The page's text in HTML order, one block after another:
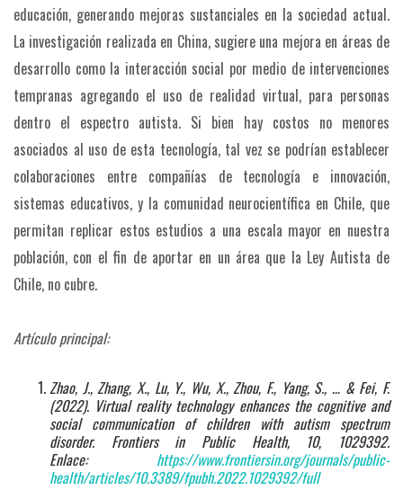
educación, generando mejoras sustanciales en la sociedad actual.
La investigación realizada en China, sugiere una mejora en áreas de
desarrollo como la interacción social por medio de intervenciones
tempranas agregando el uso de realidad virtual, para personas
dentro el espectro autista. Si bien hay costos no menores
asociados al uso de esta tecnología, tal vez se podrían establecer
colaboraciones entre compañías de tecnología e innovación,
sistemas educativos, y la comunidad neurocientífica en Chile, que
permitan replicar estos estudios a una escala mayor en nuestra
población, con el fin de aportar en un área que la Ley Autista de
Chile, no cubre.
Artículo principal:
Zhao, J., Zhang, X., Lu, Y., Wu, X., Zhou, F., Yang, S., … & Fei, F.
(2022). Virtual reality technology enhances the cognitive and
social communication of children with autism spectrum
disorder. Frontiers in Public Health, 10, 1029392.
Enlace: https://www.frontiersin.org/journals/public-
health/articles/10.3389/fpubh.2022.1029392/full